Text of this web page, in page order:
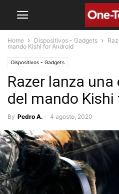
Home Dispositivos - Gadgets
mando Kishi for Android
Dispositivos - Gadgets
Razer lanza
del mando
By Pedro A. - 4 agosto, 2020